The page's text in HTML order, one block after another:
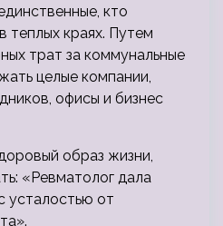
кто
теплых краях. Путем
трат за коммунальные
целые компании,
офисы и бизнес
образ жизни,
«Ревматолог дала
усталостью от